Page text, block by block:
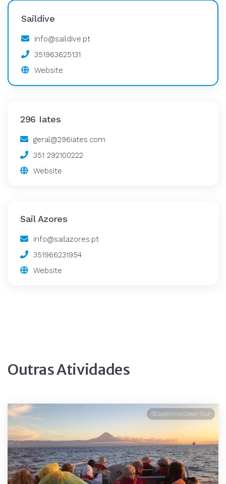
296 Iates
geral@296iates.com
351 292100222
Website
Sail Azores
info@sailazores.pt
351966231954
Website
Saildive
info@saildive.pt
351963625131
Website
Outras Atividades
©Capelinhos Ocean Tour